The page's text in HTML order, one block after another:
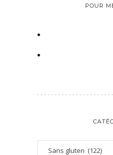
POUR